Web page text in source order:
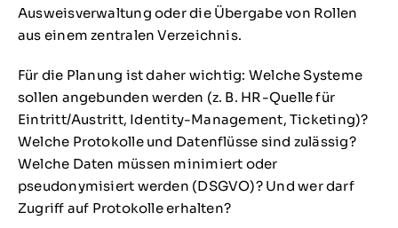
Ausweisverwaltung oder die Übergabe von Rollen
aus einem zentralen Verzeichnis.
Für die Planung ist daher wichtig: Welche Systeme
sollen angebunden werden (z. B. HR-Quelle für
Eintritt/Austritt, Identity-Management, Ticketing)?
Welche Protokolle und Datenflüsse sind zulässig?
Welche Daten müssen minimiert oder
pseudonymisiert werden (DSGVO)? Und wer darf
Zugriff auf Protokolle erhalten?